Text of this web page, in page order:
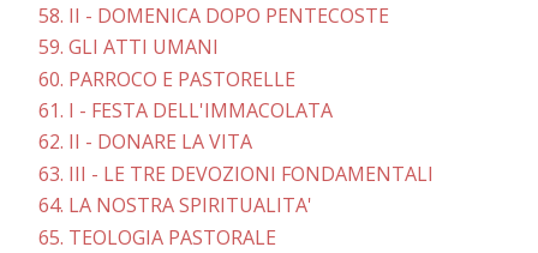
58. II - DOMENICA DOPO PENTECOSTE
59. GLI ATTI UMANI
60. PARROCO E PASTORELLE
61. I - FESTA DELL'IMMACOLATA
62. II - DONARE LA VITA
63. III - LE TRE DEVOZIONI FONDAMENTALI
64. LA NOSTRA SPIRITUALITA'
65. TEOLOGIA PASTORALE